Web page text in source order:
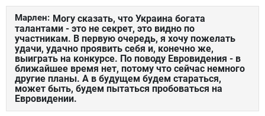
Марлен: Могу сказать, что Украина богата
талантами - это не секрет, это видно по
участникам. В первую очередь, я хочу пожелать
удачи, удачно проявить себя и, конечно же,
выиграть на конкурсе. По поводу Евровидения - в
ближайшее время нет, потому что сейчас немного
другие планы. А в будущем будем стараться,
может быть, будем пытаться пробоваться на
Евровидении.